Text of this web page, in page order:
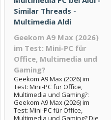
Similar Threads -
Multimedia Aldi
Geekom A9 Max (2026)
im Test: Mini-PC für
Office, Multimedia und
Gaming?
Geekom A9 Max (2026) im
Test: Mini-PC für Office,
Multimedia und Gaming?:
Geekom A9 Max (2026) im
Test: Mini-PC für Office,
Multimedia und Gaming? Die